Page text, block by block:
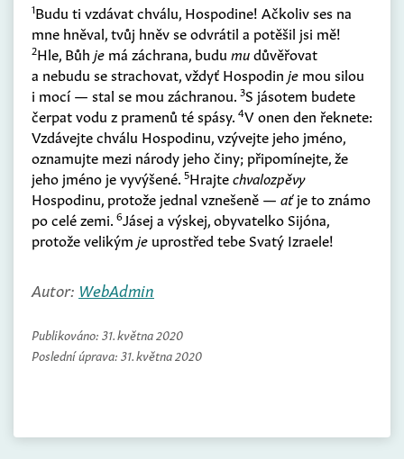
1Budu ti vzdávat chválu, Hospodine! Ačkoliv ses na
mne hněval, tvůj hněv se odvrátil a potěšil jsi mě!
2Hle, Bůh je má záchrana, budu mudůvěřovat
a nebudu se strachovat, vždyť Hospodin je mou silou
i mocí — stal se mou záchranou. 3S jásotem budete
čerpat vodu z pramenů té spásy. 4V onen den řeknete:
Vzdávejte chválu Hospodinu, vzývejte jeho jméno,
oznamujte mezi národy jeho činy; připomínejte, že
jeho jméno je vyvýšené. 5Hrajtechvalozpěvy
Hospodinu, protože jednal vznešeně — aťje to známo
po celé zemi. 6Jásej a výskej, obyvatelko Sijóna,
protože velikým je uprostřed tebe Svatý Izraele!
Autor: WebAdmin
Publikováno: 31. května 2020
Poslední úprava: 31. května 2020